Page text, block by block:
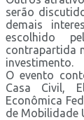
serão
demais
escolhido
contrapartida
investimento.
O evento
Casa Civil,
Econômica
de Mobilidade